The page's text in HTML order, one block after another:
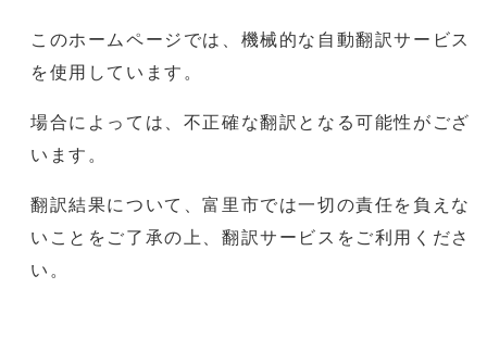
このホームページでは、機械的な自動翻訳サービス
を使用しています。
場合によっては、不正確な翻訳となる可能性がござ
います。
翻訳結果について、富里市では一切の責任を負えな
いことをご了承の上、翻訳サービスをご利用くださ
い。